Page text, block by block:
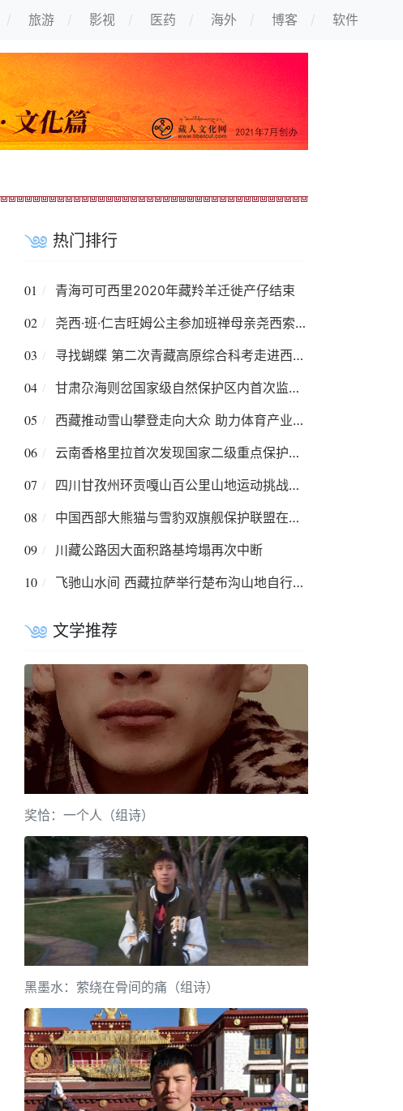
旅游 影视 医药 海外 博客 软件
热门排行
01 青海可可西里2020年藏羚羊迁徙产仔结束
02 尧西·班·仁吉旺姆公主参加班禅母亲尧西索南卓玛葬礼
03 寻找蝴蝶 第二次青藏高原综合科考走进西藏墨脱
04 甘肃尕海则岔国家级自然保护区内首次监测到羚牛
05 西藏推动雪山攀登走向大众 助力体育产业复苏
06 云南香格里拉首次发现国家二级重点保护鸟类彩鹮
07 四川甘孜州环贡嘎山百公里山地运动挑战赛8月举行
08 中国西部大熊猫与雪豹双旗舰保护联盟在成都成立
09 川藏公路因大面积路基垮塌再次中断
10 飞驰山水间 西藏拉萨举行楚布沟山地自行车越野赛
文学推荐
奖恰：一个人（组诗）
黑墨水：萦绕在骨间的痛（组诗）